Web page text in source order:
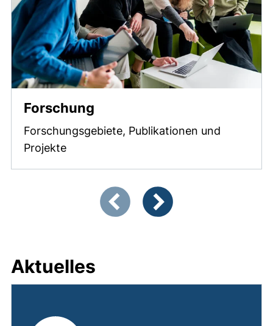
Forschung
Forschungsgebiete, Publikationen und
Projekte
Zeigt Folie 1 von 3
Aktuelles